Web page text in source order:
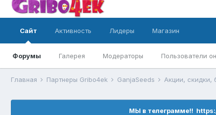
Сайт
Форумы Галерея Модераторы Пользователи
Активность Лидеры Магазин
Главная Партнеры Gribo4ek GanjaSeeds Акции, скидки,
МЫ в телеграмме!!